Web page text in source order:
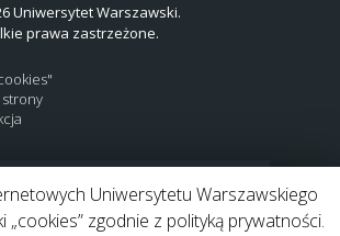
Uniwersytet Warszawski.
prawa zastrzeżone.
| EN
Uniwersytetu Warszawskiego
„cookies” zgodnie z polityką prywatności.